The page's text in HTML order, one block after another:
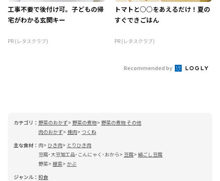
工事不要で後付け可。子どもの帰
宅がわかる玄関キー
PR (レタスクラブ)
トマトと○○をあえるだけ！夏の
すぐできごはん
PR (レタスクラブ)
Recommended by
カテゴリ： 野菜のおかず 野菜の煮物
野菜の煮物 その他
肉のおかず 挽肉
つくね
主な食材： 肉 ひき肉
とりひき肉
豆腐･大豆加工品･こんにゃく･おから
豆腐 絹ごし豆腐
野菜 根菜
かぶ
ジャンル： 和食